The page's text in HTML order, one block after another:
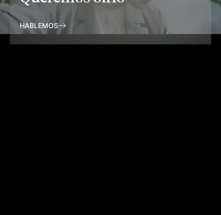
HABLEMOS